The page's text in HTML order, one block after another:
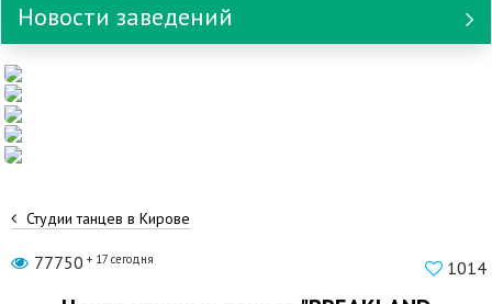
Новости заведений
Студии танцев в Кирове
77750 + 17 сегодня 1014